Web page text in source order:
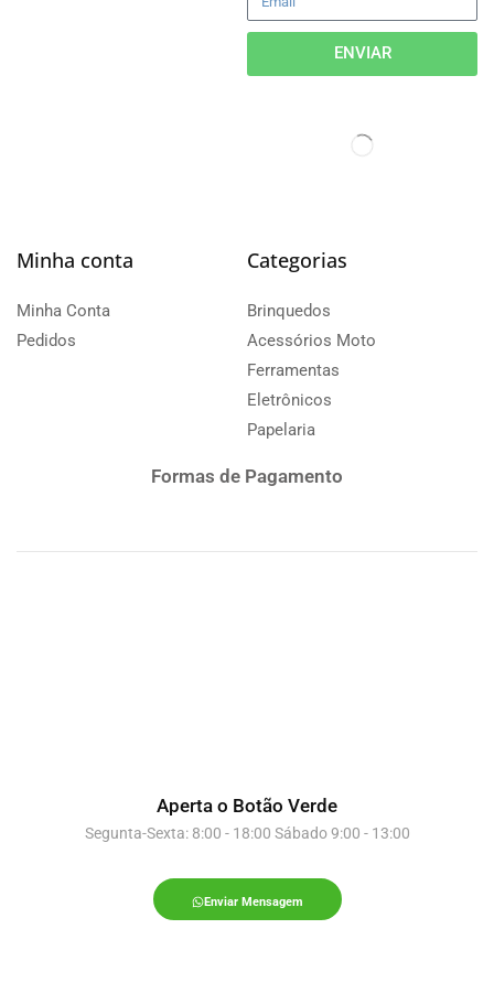
ENVIAR
Minha conta
Minha Conta
Pedidos
Categorias
Brinquedos
Acessórios Moto
Ferramentas
Eletrônicos
Papelaria
Formas de Pagamento
Aperta o Botão Verde
Segunta-Sexta: 8:00 - 18:00 Sábado 9:00 - 13:00
Enviar Mensagem